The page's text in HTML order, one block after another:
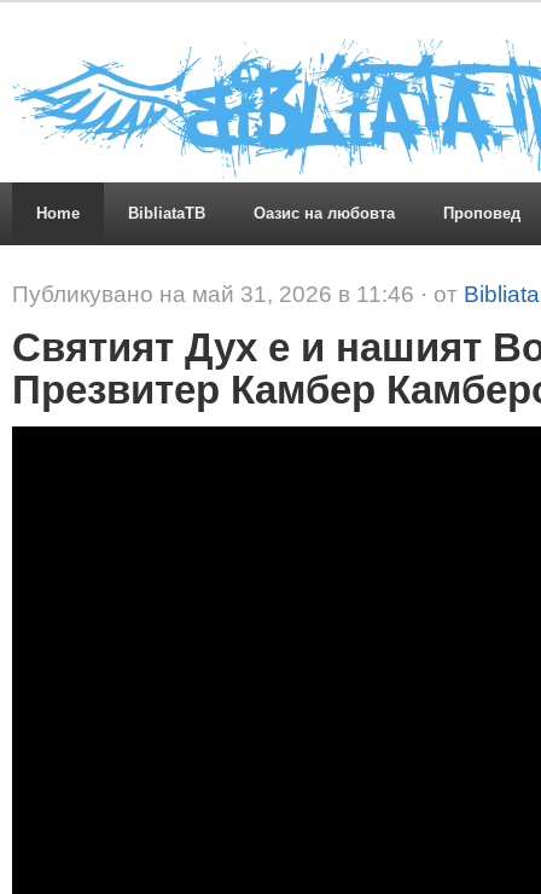
Home BibliataTB Оазис на любовта Проповед
Публикувано на май 31, 2026 в 11:46 · от
Святият Дух е и нашият
Презвитер Камбер